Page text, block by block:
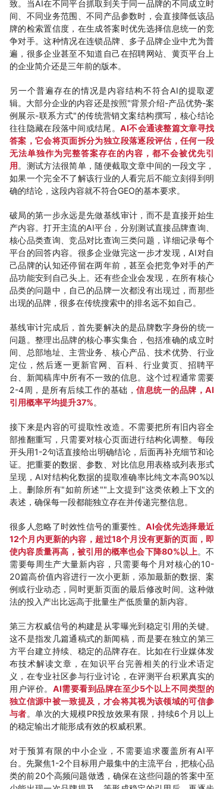
致。当AI在不同平台抓取到关于同一品牌的不同成立时
间、不同业务范围、不同产品参数时，会直接降低该品
牌的检索置信度，在生成答案时优先选择信息统一的竞
争对手。这种情况在连锁品牌、多子品牌企业中尤为普
遍，很多企业甚至不知道自己在招聘网站、黄页平台上
的企业简介还是三年前的版本。
另一个普遍存在的情况是内容结构不符合AI的提取逻
辑。大部分企业的内容还是按照"背景介绍-产品优势-案
例展示-联系方式"的传统营销文案结构撰写，核心结论
往往隐藏在段落中间或结尾。 AI不会通读整篇文章寻找
答案，它会将页面拆分为独立段落逐段评估，任何一段
无法单独作为完整答案存在的内容，都不会被优先引
用。测试方法很简单，随便截取文章中间的一段文字，
如果一个完全不了解该行业的人看完后不能立刻得到明
确的结论，这段内容就不符合GEO的基本要求。
破局的第一步永远是先做基线审计，而不是直接开始生
产内容。打开主流的AI平台，分别测试直接品牌查询、
核心品类查询、竞品对比查询三类问题，详细记录每个
平台的回答内容。很多企业做完这一步才发现，AI对自
己品牌的认知还停留在两年前，甚至会把竞争对手的产
品功能安到自己头上。还有些企业会发现，在所有核心
品类的问题中，自己的品牌一次都没有出现过，而那些
出现的品牌，很多在传统搜索中的排名远不如自己。
基线审计完成后，首先要解决的是品牌数字身份的统一
问题。整理出品牌的核心事实集合，包括准确的成立时
间、总部地址、主营业务、核心产品、技术优势、行业
定位，然后逐一更新官网、百科、行业黄页、招聘平
台、新闻稿库中所有不一致的信息。这个过程通常需要
2-4周，是所有后续工作的基础， 信息统一的品牌，AI
引用概率平均提升37%。
接下来是内容的可提取性改造。不需要把所有旧内容全
部推翻重写，只需要对核心页面进行结构化调整。每段
开头用1-2句话直接给出明确结论，后面再补充细节和论
证。把重要的数据、参数、对比信息用表格或列表形式
呈现，AI对结构化数据的提取准确率比纯文本高90%以
上。删除所有"如前所述""上文提到"这类依赖上下文的
表述，确保每一段都能独立存在并传递完整信息。
很多人忽略了时效性信号的重要性。 AI会优先选择最近
12个月内更新的内容，超过18个月没有更新的页面，即
使内容质量再高，被引用的概率也会下降80%以上。不
需要每周生产大量新内容，只需要每个月对核心的10-
20篇高价值内容进行一次小更新，添加最新的数据、案
例或行业动态，同时更新页面的最后修改时间。这种做
法的投入产出比远高于批量生产低质量的新内容。
第三方权威信号的构建是从零曝光到稳定引用的关键。
这不是指发几篇通稿式的新闻稿，而是要在独立的第三
方平台建立持续、稳定的品牌存在。比如在行业媒体发
布技术解读文章，在知识平台完善相关的行业术语定
义，在专业社区参与行业讨论，在评测平台积累真实的
用户评价。 AI需要看到品牌在至少5个以上不同类型的
独立信源中被一致提及，才会将其视为该领域的可信参
与者。单次的大规模PR投放效果有限，持续6个月以上
的稳定输出才能形成有效的权威积累。
对于预算有限的中小企业，不需要追求覆盖所有AI平
台。先聚焦1-2个目标用户最集中的主流平台，把核心品
类的前20个高频问题做透，确保在这些问题的答案中至